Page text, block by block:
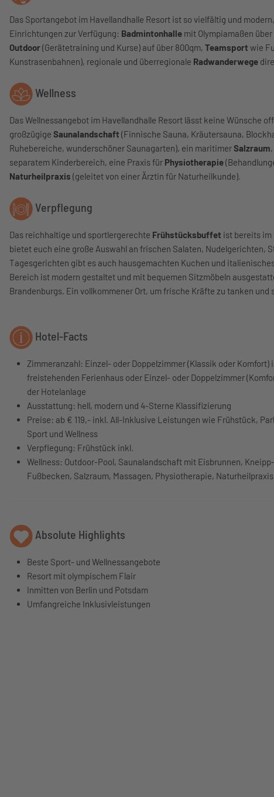
Das Sportangebot im Havellandhalle Resort ist so vielfältig und
Einrichtungen zur Verfügung: Badmintonhalle mit Olympiamaßen über
Outdoor(Gerätetraining und Kurse) auf über 800qm, Teamsport wie
Kunstrasenbahnen), regionale und überregionale Radwanderwege
Wellness
Das Wellnessangebot im Havellandhalle Resort lässt keine Wünsche
großzügige Saunalandschaft (Finnische Sauna, Kräutersauna,
Ruhebereiche, wunderschöner Saunagarten), ein maritimerSalzraum
separatem Kinderbereich, eine Praxis für Physiotherapie
Naturheilpraxis (geleitet von einer Ärztin für Naturheilkunde).
Verpflegung
Das reichhaltige und sportlergerechte Frühstücksbuffet ist bereits im
bietet euch eine große Auswahl an frischen Salaten,
Tagesgerichten gibt es auch hausgemachten Kuchen und
Bereich ist modern gestaltet und mit bequemen Sitzmöbeln
Brandenburgs. Ein vollkommener Ort, um frische Kräfte zu tanken
Hotel-Facts
Zimmeranzahl: Einzel- oder Doppelzimmer (Klassik oder Komfort)
freistehenden Ferienhaus oder Einzel- oder Doppelzimmer
der Hotelanlage
Ausstattung: hell, modern und 4-Sterne Klassifizierung
Preise: ab € 119,- inkl. All-Inklusive Leistungen wie Frühstück,
Sport und Wellness
Verpflegung: Frühstück inkl.
Wellness: Outdoor-Pool, Saunalandschaft mit Eisbrunnen, Kneipp-
Fußbecken, Salzraum, Massagen, Physiotherapie, Naturheilpraxis
Absolute Highlights
Beste Sport- und Wellnessangebote
Resort mit olympischem Flair
Inmitten von Berlin und Potsdam
Umfangreiche Inklusivleistungen